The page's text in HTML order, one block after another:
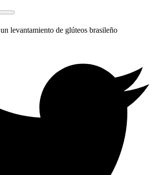
levantamiento de glúteos brasileño